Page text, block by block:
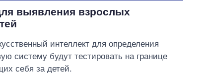
выявления взрослых
интеллект для определения
систему будут тестировать на границе
себя за детей.